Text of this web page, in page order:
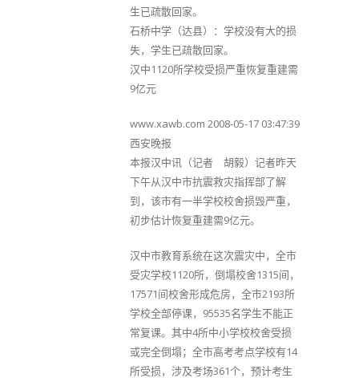
生已疏散回家。
石桥中学（达县）：学校没有大的损
失，学生已疏散回家。
汉中1120所学校受损严重恢复重建需
9亿元
www.xawb.com 2008-05-17 03:47:39
西安晚报
本报汉中讯（记者 胡毅）记者昨天
下午从汉中市抗震救灾指挥部了解
到，该市有一半学校校舍损毁严重，
初步估计恢复重建需9亿元。
汉中市教育系统在这次震灾中，全市
受灾学校1120所，倒塌校舍1315间，
17571间校舍形成危房，全市2193所
学校全部停课，95535名学生不能正
常复课。其中4所中小学校校舍受损
或完全倒塌；全市高考考点学校有14
所受损，涉及考场361个，预计考生